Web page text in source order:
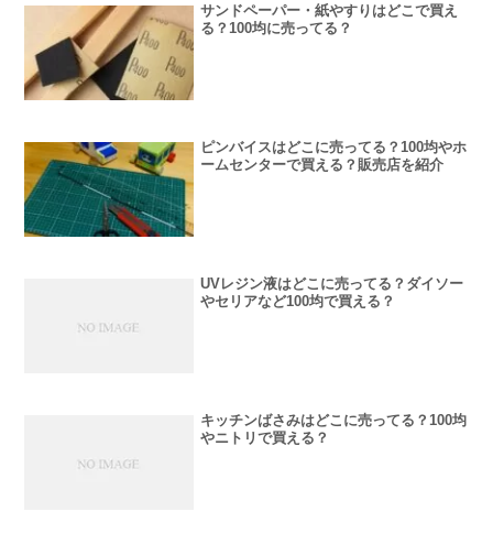
サンドペーパー・紙やすりはどこで買え
る？100均に売ってる？
ピンバイスはどこに売ってる？100均やホ
ームセンターで買える？販売店を紹介
UVレジン液はどこに売ってる？ダイソー
やセリアなど100均で買える？
キッチンばさみはどこに売ってる？100均
やニトリで買える？